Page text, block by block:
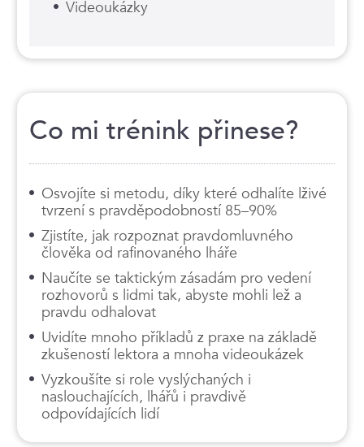
Videoukázky
Co mi trénink přinese?
Osvojíte si metodu, díky které odhalíte lživé
tvrzení s pravděpodobností 85–90%
Zjistíte, jak rozpoznat pravdomluvného
člověka od rafinovaného lháře
Naučíte se taktickým zásadám pro vedení
rozhovorů s lidmi tak, abyste mohli lež a
pravdu odhalovat
Uvidíte mnoho příkladů z praxe na základě
zkušeností lektora a mnoha videoukázek
Vyzkoušíte si role vyslýchaných i
naslouchajících, lhářů i pravdivě
odpovídajících lidí